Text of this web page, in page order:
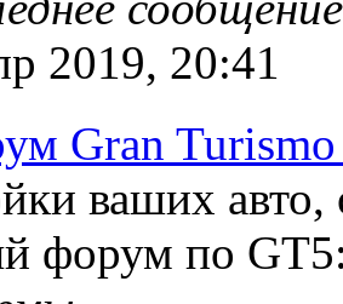
2019, 20:41
Gran
ваших авто,
форум по